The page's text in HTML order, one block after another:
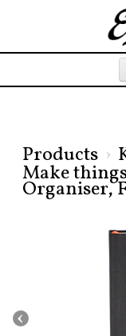
Products ›
Make
Organiser,
‹